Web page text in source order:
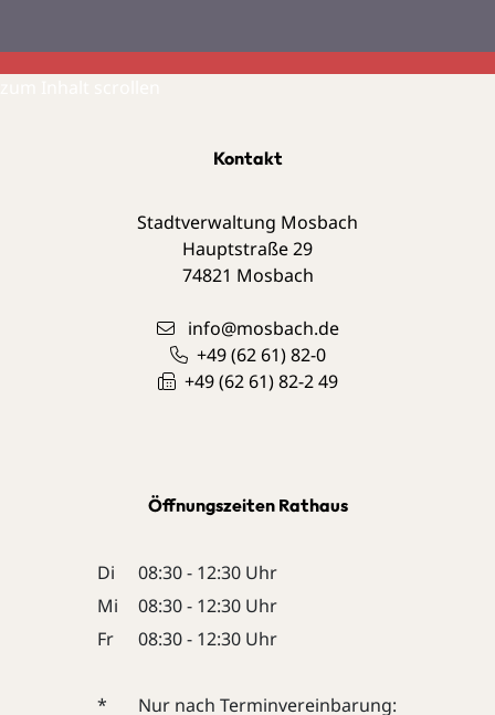
Kontakt
Stadtverwaltung Mosbach
Hauptstraße 29
74821 Mosbach
info@mosbach.de
+49 (62 61) 82-0
+49 (62 61) 82-2 49
Öffnungszeiten Rathaus
Di
08:30 - 12:30 Uhr
Mi
08:30 - 12:30 Uhr
Fr
08:30 - 12:30 Uhr
*
Nur nach Terminvereinbarung: